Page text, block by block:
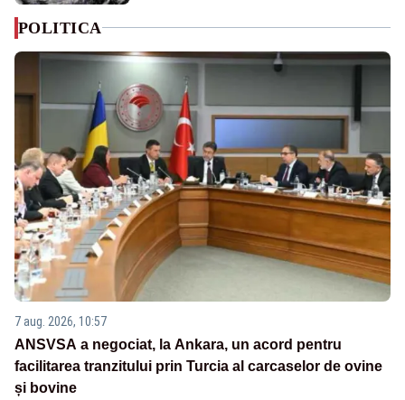
POLITICA
7 aug. 2026, 10:57
ANSVSA a negociat, la Ankara, un acord pentru
facilitarea tranzitului prin Turcia al carcaselor de ovine
și bovine